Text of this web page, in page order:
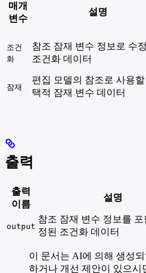
매개
변수
설명
조건
화
참조 잠재 변수 정보로 수
조건화 데이터
잠재
편집 모델의 참조로 사용할
택적 잠재 변수 데이터
출력
출력
이름
설명
output
참조 잠재 변수 정보를 포
정된 조건화 데이터
이 문서는 AI에 의해 생성
하거나 개선 제안이 있으시